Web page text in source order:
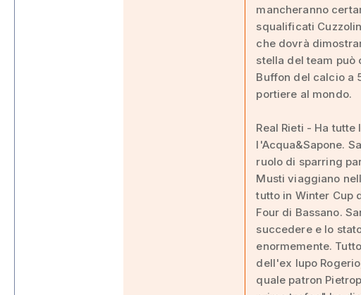
mancheranno
squalificati
che dovrà
stella del team può
Buffon del calcio a
portiere al mondo.
Real Rieti - Ha
l'Acqua&Sapone.
ruolo di sparring
Musti viaggiano
tutto in Winter Cup
Four di Bassano.
succedere e lo
enormemente.
dell'ex lupo
quale patron